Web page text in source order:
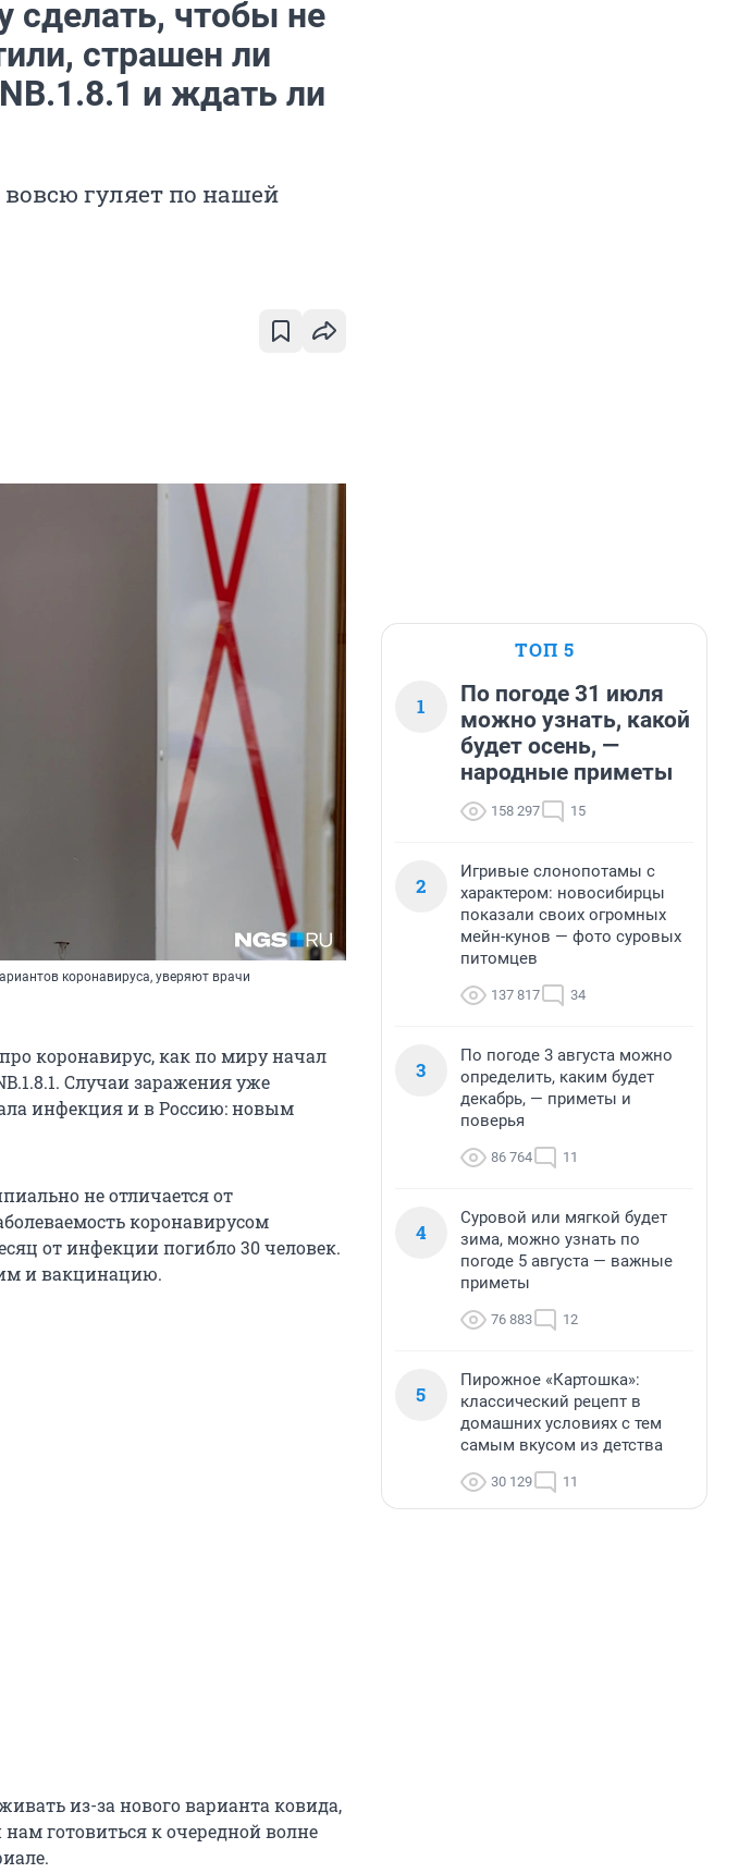
сделать, чтобы не
страшен ли
и ждать ли
гуляет по нашей
коронавируса, уверяют врачи
коронавирус, как по миру начал
Случаи заражения уже
инфекция и в Россию: новым
не отличается от
коронавирусом
от инфекции погибло 30 человек.
и вакцинацию.
из-за нового варианта ковида,
готовиться к очередной волне
ТОП 5
1
По погоде 31 июля
можно узнать, какой
будет осень, —
народные приметы
158 297 15
2
Игривые слонопотамы с
характером: новосибирцы
показали своих огромных
мейн-кунов — фото суровых
питомцев
137 817 34
3
По погоде 3 августа можно
определить, каким будет
декабрь, — приметы и
поверья
86 764 11
4
Суровой или мягкой будет
зима, можно узнать по
погоде 5 августа — важные
приметы
76 883 12
5
Пирожное «Картошка»:
классический рецепт в
домашних условиях с тем
самым вкусом из детства
30 129 11